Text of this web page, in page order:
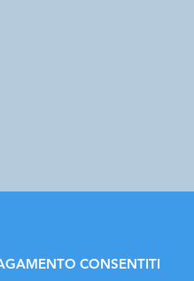
CONSENTITI